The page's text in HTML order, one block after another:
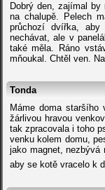
Dobrý den, zajímal
na chalupě. Pelech
průchozí dvířka,
nechávat, ale v
také měla. Ráno
mňoukal. Chtěl ven.
Tonda
Máme doma staršího
žárlivou hravou
tak zpracovala i toho
venku kolem domu,
jako magnet,
aby se kotě vracelo k